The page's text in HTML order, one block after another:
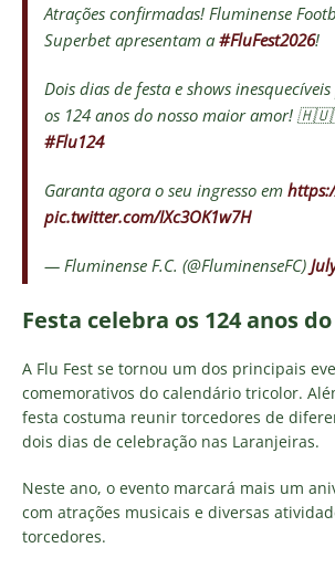
Atrações confirmadas! Fluminense
Superbet apresentam a #FluFest2026!
Dois dias de festa e shows
os 124 anos do nosso maior
#Flu124
Garanta agora o seu ingresso em
pic.twitter.com/IXc3OK1w7H
— Fluminense F.C. (@FluminenseFC)
Festa celebra os 124 anos
A Flu Fest se tornou um dos principais
comemorativos do calendário tricolor.
festa costuma reunir torcedores de
dois dias de celebração nas Laranjeiras.
Neste ano, o evento marcará mais um
com atrações musicais e diversas
torcedores.